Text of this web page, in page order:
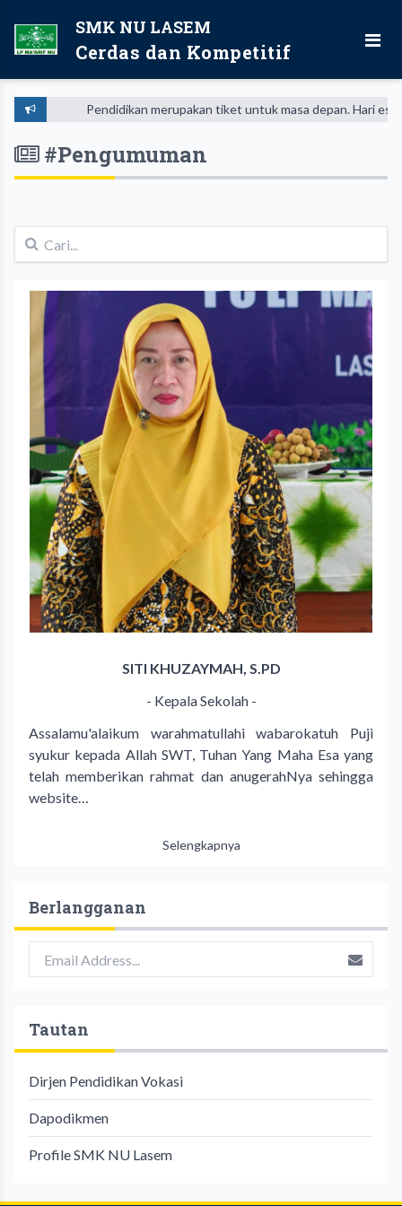
SMK NU LASEM
Cerdas dan Kompetitif
Pendidikan merupakan tiket untuk masa depan. Hari
#Pengumuman
SITI KHUZAYMAH, S.PD
- Kepala Sekolah -
Assalamu'alaikum warahmatullahi wabarokatuh Puji
syukur kepada Allah SWT, Tuhan Yang Maha Esa yang
telah memberikan rahmat dan anugerahNya sehingga
website…
Selengkapnya
Berlangganan
Tautan
Dirjen Pendidikan Vokasi
Dapodikmen
Profile SMK NU Lasem